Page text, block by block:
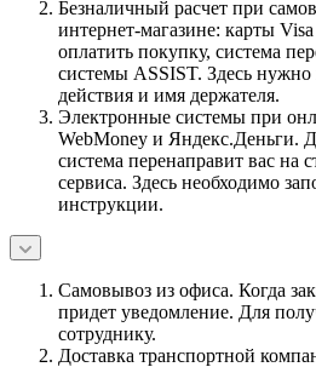
Безналичный расчет при
интернет-магазине: карты
оплатить покупку, система
системы ASSIST. Здесь
действия и имя держателя.
Электронные системы при
WebMoney и Яндекс.Деньги.
система перенаправит вас на
сервиса. Здесь необходимо
инструкции.
Самовывоз из офиса. Когда
придет уведомление. Для
сотруднику.
Доставка транспортной